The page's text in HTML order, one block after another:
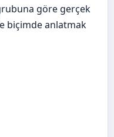
göre gerçek
biçimde anlatmak